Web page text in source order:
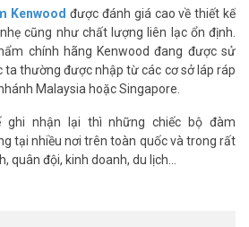
và rõ ràng của Kenwood luôn là thế
bộ đàm khác.
từ Singapore
TK-U100 VHFđược làm bằng nhựa cao
chống thấm nước, phù hợp để sử dưới
Kenwood được đánh giá cao về thiết kế
cũng như chất lượng liên lạc ổn định.
chính hãng Kenwood đang được sử
ta thường được nhập từ các cơ sở láp ráp
Malaysia hoặc Singapore.
nhận lại thì những chiếc bộ đàm
tại nhiều nơi trên toàn quốc và trong rất
quân đội, kinh doanh, du lịch…